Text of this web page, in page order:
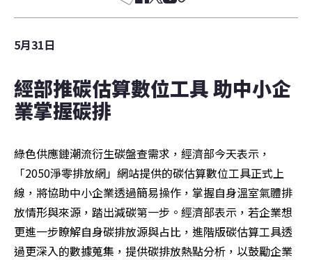
5月31日
經部推碳估算數位工具 助中小企
業掌握碳排
綠色供應鏈潮流衍生碳盤查需求，經濟部今天表示，
「2050淨零排放網」網站提供的碳估算數位工具正式上
線，將協助中小企業透過簡易操作，掌握自身溫室氣體排
放情形與來源，踏出減碳第一步。經濟部表示，若企業想
更進一步瞭解自身碳排放源與占比，進階版碳估算工具透
過更深入的數據蒐集，提供碳排放熱點分析，以鼓勵企業